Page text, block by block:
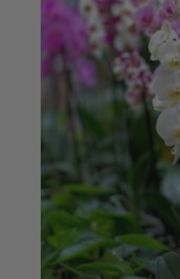
hasta
40,00€